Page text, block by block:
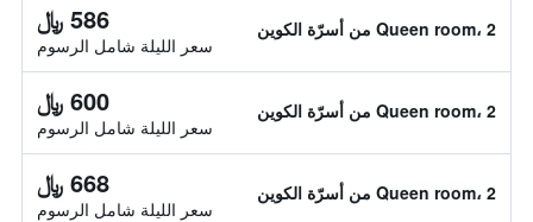
Queen room، 2 من أسرّة الكوين 586 ﷼
سعر الليلة شامل الرسوم
Queen room، 2 من أسرّة الكوين 600 ﷼
سعر الليلة شامل الرسوم
Queen room، 2 من أسرّة الكوين 668 ﷼
سعر الليلة شامل الرسوم